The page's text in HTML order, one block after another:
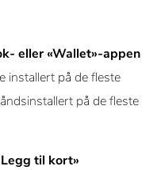
eller «Wallet»-appen
installert på de fleste
på de fleste
til kort»